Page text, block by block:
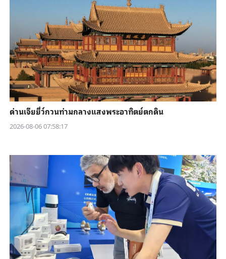
ด่านเจียยี่ว์กวนท่ามกลางแสงพระอาทิตย์ตกดิน
2026-08-06 07:58:17